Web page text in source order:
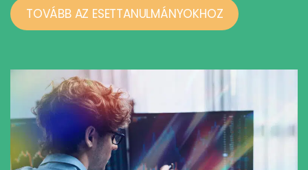
TOVÁBB AZ ESETTANULMÁNYOKHOZ